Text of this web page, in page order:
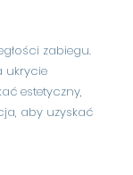
zabiegu.
ukrycie
estetyczny,
aby uzyskać